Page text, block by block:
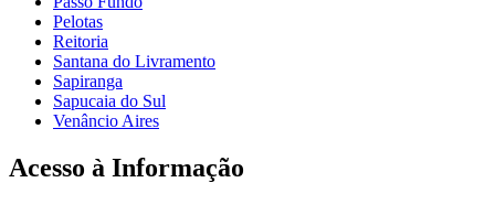
Pelotas
Reitoria
Santana do Livramento
Sapiranga
Sapucaia do Sul
Venâncio Aires
Acesso à Informação